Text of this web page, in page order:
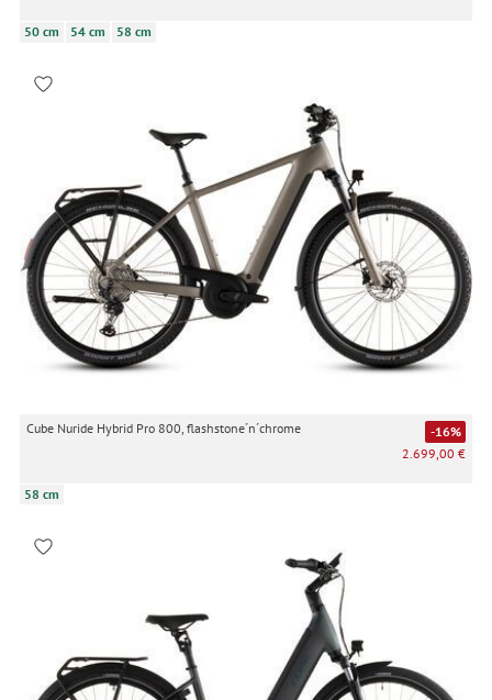
50 cm 54 cm 58 cm
Cube Nuride Hybrid Pro 800, flashstone´n´chrome
-16%
2.699,00 €
58 cm